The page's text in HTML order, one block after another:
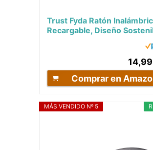
Trust Fyda Ratón
Recargable, Diseño
14,99
Comprar en
MÁS VENDIDO Nº 5